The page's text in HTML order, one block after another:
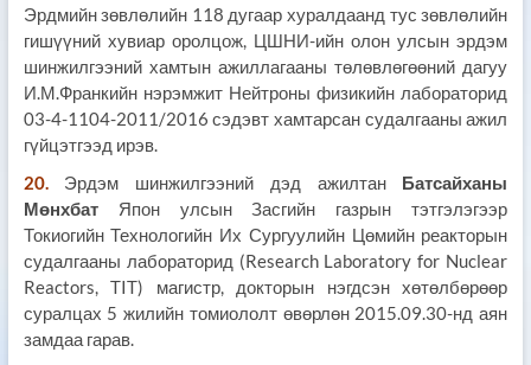
Эрдмийн зөвлөлийн 118 дугаар хуралдаанд тус зөвлөлийн
гишүүний хувиар оролцож, ЦШНИ-ийн олон улсын эрдэм
шинжилгээний хамтын ажиллагааны төлөвлөгөөний дагуу
И.М.Франкийн нэрэмжит Нейтроны физикийн лабораторид
03-4-1104-2011/2016 сэдэвт хамтарсан судалгааны ажил
гүйцэтгээд ирэв.
20.Эрдэм шинжилгээний дэд ажилтан Батсайханы
МөнхбатЯпон улсын Засгийн газрын тэтгэлэгээр
Токиогийн Технологийн Их Сургуулийн Цөмийн реакторын
судалгааны лабораторид (Research Laboratory for Nuclear
Reactors, TIT) магистр, докторын нэгдсэн хөтөлбөрөөр
суралцах 5 жилийн томиололт өвөрлөн 2015.09.30-нд аян
замдаа гарав.